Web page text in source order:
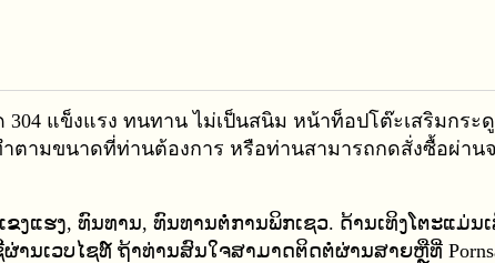
304 แข็งแรง ทนทาน ไม่เป็นสนิม หน้าท็อปโต๊ะเสริมกร
ำตามขนาดที่ท่านต้องการ หรือท่านสามารถกดสั่งซื้อผ่า
ງແຮງ, ທົນທານ, ທົນທານຕໍ່ການພິກເຊວ. ດ້ານເທິງໂຕະແມ່
ານເວບໄຊທ໌ ຖ້າທ່ານສົນໃຈສາມາດຕິດຕໍ່ຜ່ານສາຍຫຼືທີ່